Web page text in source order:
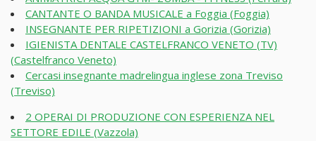
CANTANTE O BANDA MUSICALE a Foggia (Foggia)
INSEGNANTE PER RIPETIZIONI a Gorizia (Gorizia)
IGIENISTA DENTALE CASTELFRANCO VENETO (TV)
(Castelfranco Veneto)
Cercasi insegnante madrelingua inglese zona Treviso
(Treviso)
2 OPERAI DI PRODUZIONE CON ESPERIENZA NEL
SETTORE EDILE (Vazzola)